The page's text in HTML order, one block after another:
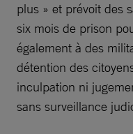
plus » et prévoit des
six mois de prison
également à des
détention des
inculpation ni
sans surveillance